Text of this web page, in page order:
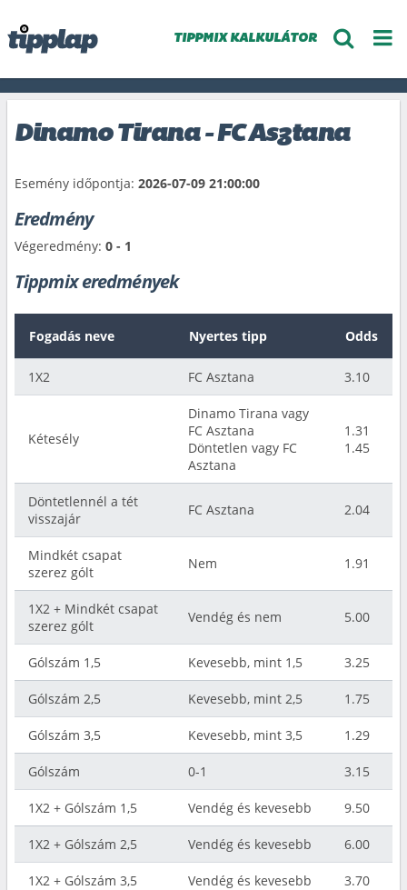
TIPPMIX KALKULÁTOR
Dinamo Tirana - FC Asztana
Esemény időpontja: 2026-07-09 21:00:00
Eredmény
Végeredmény: 0 - 1
Tippmix eredmények
Fogadás neve Nyertes tipp Odds
1X2 FC Asztana 3.10
Kétesély
Dinamo Tirana vagy
FC Asztana
Döntetlen vagy FC
Asztana
1.31
1.45
Döntetlennél a tét
visszajár
FC Asztana 2.04
Mindkét csapat
szerez gólt
Nem 1.91
1X2 + Mindkét csapat
szerez gólt
Vendég és nem 5.00
Gólszám 1,5 Kevesebb, mint 1,5 3.25
Gólszám 2,5 Kevesebb, mint 2,5 1.75
Gólszám 3,5 Kevesebb, mint 3,5 1.29
Gólszám 0-1 3.15
1X2 + Gólszám 1,5 Vendég és kevesebb 9.50
1X2 + Gólszám 2,5 Vendég és kevesebb 6.00
1X2 + Gólszám 3,5 Vendég és kevesebb 3.70